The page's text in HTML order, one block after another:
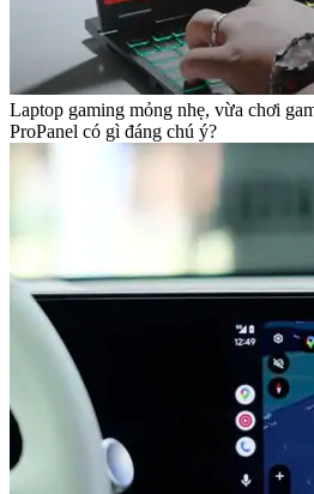
Laptop gaming mỏng nhẹ, vừa chơi
ProPanel có gì đáng chú ý?